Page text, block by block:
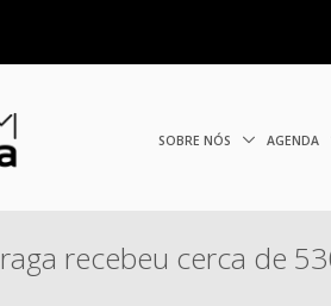
SOBRE NÓS AGENDA
recebeu cerca de